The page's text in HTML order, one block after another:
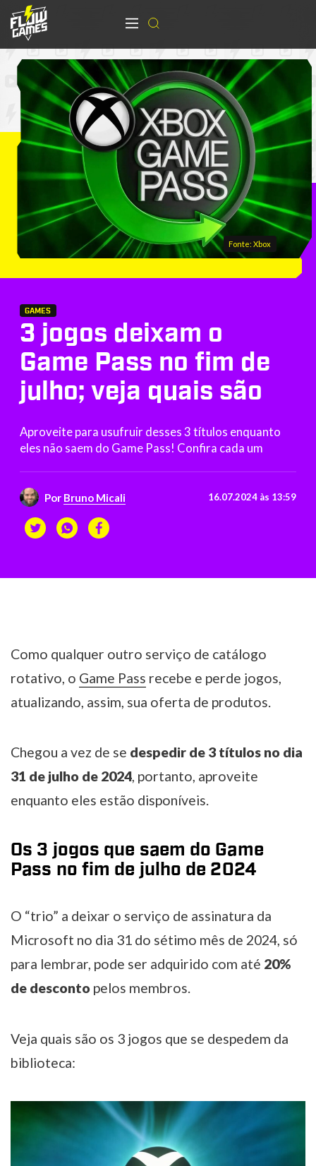
Fonte: Xbox
GAMES
3 jogos deixam o
Game Pass no fim de
julho; veja quais são
Aproveite para usufruir desses 3 títulos enquanto
eles não saem do Game Pass! Confira cada um
Por Bruno Micali 16.07.2024 às 13:59
Como qualquer outro serviço de catálogo
rotativo, o Game Pass recebe e perde jogos,
atualizando, assim, sua oferta de produtos.
Chegou a vez de se despedir de 3 títulos no dia
31 de julho de 2024, portanto, aproveite
enquanto eles estão disponíveis.
Os 3 jogos que saem do Game
Pass no fim de julho de 2024
O “trio” a deixar o serviço de assinatura da
Microsoft no dia 31 do sétimo mês de 2024, só
para lembrar, pode ser adquirido com até 20%
de desconto pelos membros.
Veja quais são os 3 jogos que se despedem da
biblioteca: